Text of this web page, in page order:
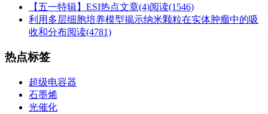
【五一特辑】ESI热点文章(4)阅读(1546)
利用多层细胞培养模型揭示纳米颗粒在实体肿瘤中的吸
收和分布阅读(4781)
热点标签
超级电容器
石墨烯
光催化